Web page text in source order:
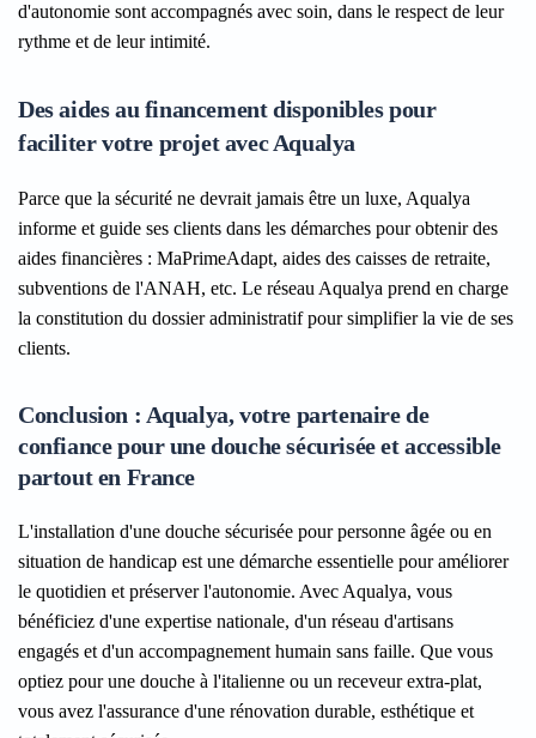
d'autonomie sont accompagnés avec soin, dans le respect de leur
rythme et de leur intimité.
Des aides au financement disponibles pour
faciliter votre projet avec Aqualya
Parce que la sécurité ne devrait jamais être un luxe, Aqualya
informe et guide ses clients dans les démarches pour obtenir des
aides financières : MaPrimeAdapt, aides des caisses de retraite,
subventions de l'ANAH, etc. Le réseau Aqualya prend en charge
la constitution du dossier administratif pour simplifier la vie de ses
clients.
Conclusion : Aqualya, votre partenaire de
confiance pour une douche sécurisée et accessible
partout en France
L'installation d'une douche sécurisée pour personne âgée ou en
situation de handicap est une démarche essentielle pour améliorer
le quotidien et préserver l'autonomie. Avec Aqualya, vous
bénéficiez d'une expertise nationale, d'un réseau d'artisans
engagés et d'un accompagnement humain sans faille. Que vous
optiez pour une douche à l'italienne ou un receveur extra-plat,
vous avez l'assurance d'une rénovation durable, esthétique et